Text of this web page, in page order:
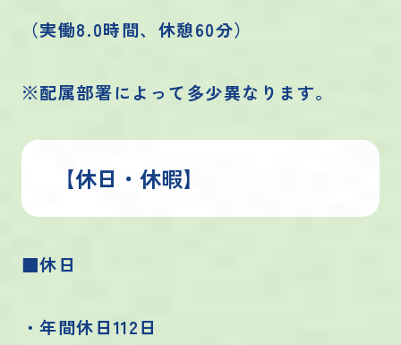
（実働8.0時間、休憩60分）
※配属部署によって多少異なります。
【休日・休暇】
■休日
・年間休日112日